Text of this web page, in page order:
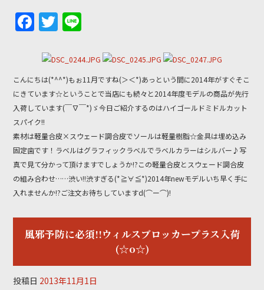
F
a
c
e
b
o
o
k
T
w
itt
er
e
こんにちは(*^^*)もぉ11月ですね(＞＜*)あっという間に2014年がすぐそこ
にきています☆ということで当店にも続々と2014年度モデルの商品が先行
入荷しています(￣∇￣*)ゞ今日ご紹介するのはハイゴールドミドルカット
スパイク!!
素材は軽量合皮×スウェード調合皮でソールは軽量樹脂☆金具は埋め込み
固定歯です！ラベルはグラフィックラベルでラベルカラーはシルバー♪写
真で見て分かって頂けますでしょうか!?この軽量合皮とスウェード調合皮
の組み合わせ……渋い!!渋すぎる(*≧∀≦*)2014年newモデルいち早く手に
入れませんか!?ご注文お待ちしていますd(⌒ー⌒)!
風邪予防に必須!!ウィルスブロッカープラス入荷
(☆o☆)
投稿日 2013年11月1日